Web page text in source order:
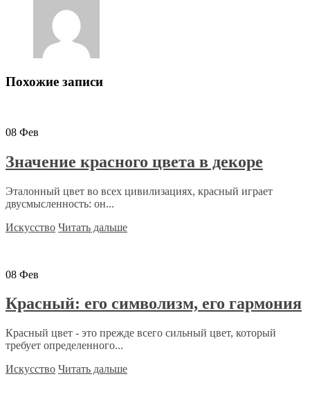
Похожие записи
08 Фев
Значение красного цвета в декоре
Эталонный цвет во всех цивилизациях, красный играет
двусмысленность: он...
Искусство Читать дальше
08 Фев
Красный: его символизм, его гармония
Красный цвет - это прежде всего сильный цвет, который
требует определенного...
Искусство Читать дальше